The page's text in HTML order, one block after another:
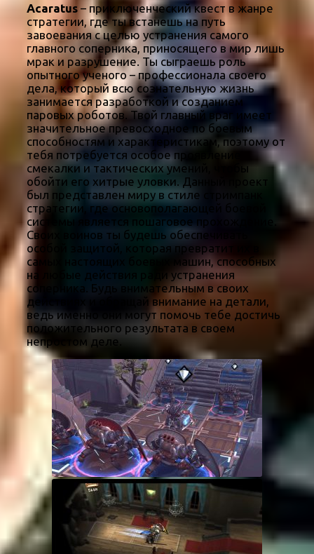
Acaratus – приключенческий квест в жанре
стратегии, где ты встанешь на путь
завоевания с целью устранения самого
главного соперника, приносящего в мир лишь
мрак и разрушение. Ты сыграешь роль
опытного ученого – профессионала своего
дела, который всю сознательную жизнь
занимается разработкой и созданием
паровых роботов. Твой главный враг имеет
значительное превосходное по боевым
способностям и характеристикам, поэтому от
тебя потребуется особое проявление
смекалки и тактических умений, чтобы
обойти его хитрые уловки. Данный проект
был представлен миру в стиле стримпанк
стратегии, где основополагающей боевой
системы является пошаговое прохождение.
Своих воинов ты будешь обеспечивать
особой защитой, которая превратит их в
самых настоящих боевых машин, способных
на любые действия ради устранения
соперника. Будь внимательным в своих
действиях и обращай внимание на детали,
ведь именно они могут помочь тебе достичь
положительного результата в своем
непростом деле.